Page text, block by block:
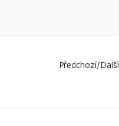
Předchozí/Další